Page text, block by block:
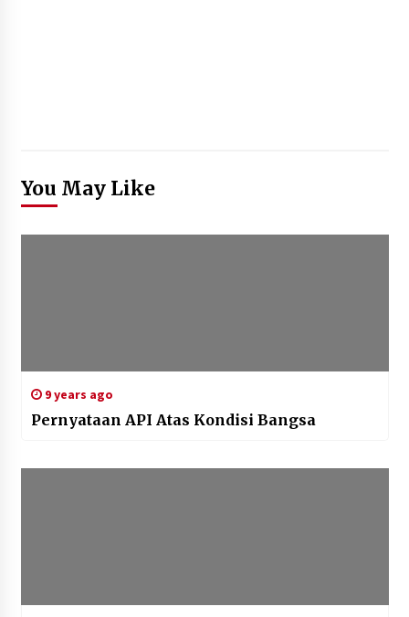
You May Like
9 years ago
Pernyataan API Atas Kondisi Bangsa